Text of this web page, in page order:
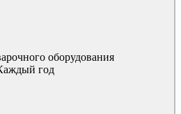
оборудования
год